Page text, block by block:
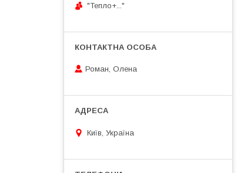
"Тепло+..."
Роман, Олена
Київ, Україна